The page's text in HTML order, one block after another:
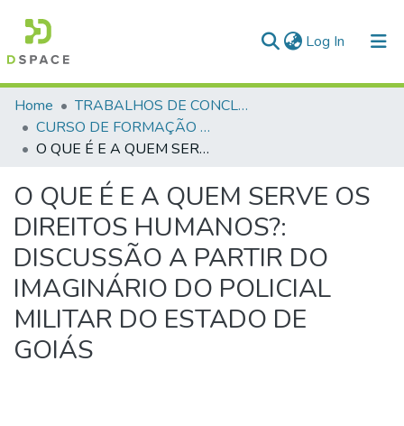
Log In (current)
Communities & Collections
All of DSpace
Home
TRABALHOS DE CONCLUSÃO DE CURSO - CFP (CURSO DE FORMAÇÃO DE PRAÇAS)
CURSO DE FORMAÇÃO DE PRAÇAS - CFP - 2023
O QUE É E A QUEM SERVE OS DIREITOS HUMANOS?: DISCUSSÃO A PARTIR DO IMAGINÁRIO DO POLICIAL MILITAR DO ESTADO DE GOIÁS
O QUE É E A QUEM SERVE OS
DIREITOS HUMANOS?:
DISCUSSÃO A PARTIR DO
IMAGINÁRIO DO POLICIAL
MILITAR DO ESTADO DE
GOIÁS